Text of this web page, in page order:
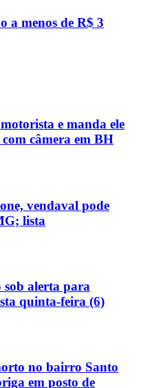
a menos de R$ 3
e manda ele
câmera em BH
vendaval pode
lista
sob alerta para
quinta-feira (6)
no bairro Santo
em posto de